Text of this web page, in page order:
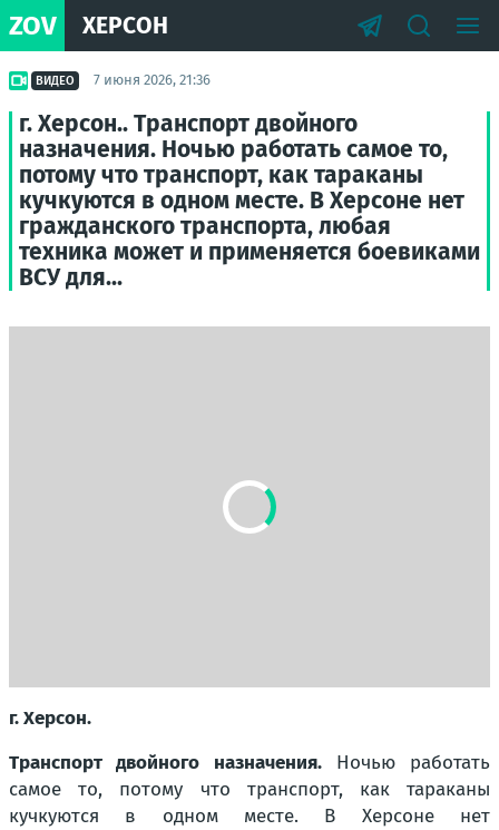
ZOV ХЕРСОН
ВИДЕО 7 июня 2026, 21:36
г. Херсон.. Транспорт двойного
назначения. Ночью работать самое то,
потому что транспорт, как тараканы
кучкуются в одном месте. В Херсоне нет
гражданского транспорта, любая
техника может и применяется боевиками
ВСУ для...
г. Херсон.
Транспорт двойного назначения.Ночью работать
самое то, потому что транспорт, как тараканы
кучкуются в одном месте. В Херсоне нет